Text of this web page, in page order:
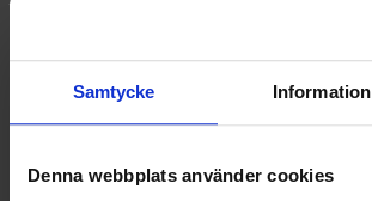
Samtycke Information
Denna webbplats använder cookies
NYA UPPDRAG
OHLSSONS REGION SYD